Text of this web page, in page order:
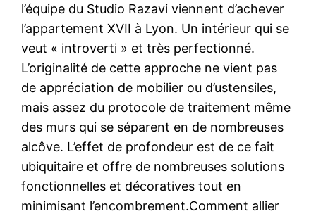
l’équipe du Studio Razavi viennent d’achever
l’appartement XVII à Lyon. Un intérieur qui se
veut « introverti » et très perfectionné.
L’originalité de cette approche ne vient pas
de appréciation de mobilier ou d’ustensiles,
mais assez du protocole de traitement même
des murs qui se séparent en de nombreuses
alcôve. L’effet de profondeur est de ce fait
ubiquitaire et offre de nombreuses solutions
fonctionnelles et décoratives tout en
minimisant l’encombrement.Comment allier